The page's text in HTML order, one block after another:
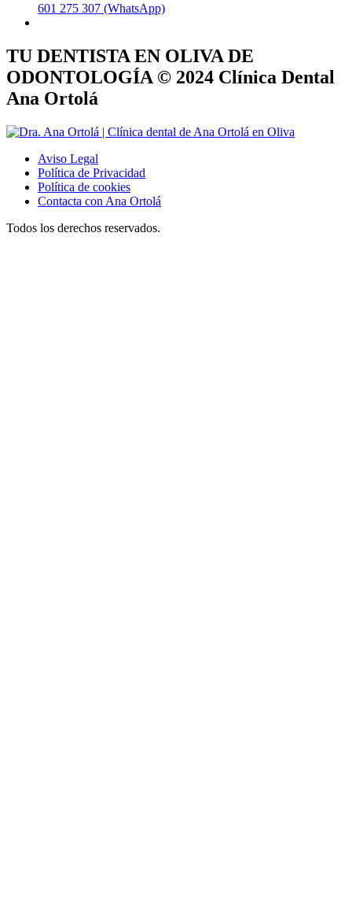
601 275 307 (WhatsApp)
TU DENTISTA EN OLIVA DE
ODONTOLOGÍA © 2024 Clínica Dental
Ana Ortolá
Aviso Legal
Política de Privacidad
Política de cookies
Contacta con Ana Ortolá
Todos los derechos reservados.